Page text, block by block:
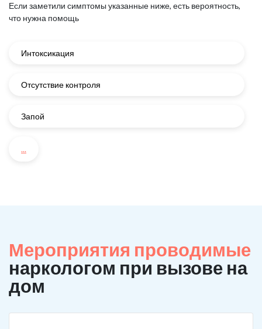
Если заметили симптомы указанные ниже, есть вероятность,
что нужна помощь
Интоксикация
Отсутствие контроля
Запой
...
Мероприятия проводимые
наркологом при вызове на
дом